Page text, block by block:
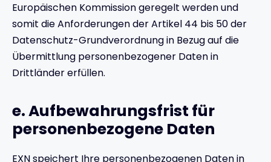
Europäischen Kommission geregelt werden und
somit die Anforderungen der Artikel 44 bis 50 der
Datenschutz-Grundverordnung in Bezug auf die
Übermittlung personenbezogener Daten in
Drittländer erfüllen.
e. Aufbewahrungsfrist für
personenbezogene Daten
EXN speichert Ihre personenbezogenen Daten in